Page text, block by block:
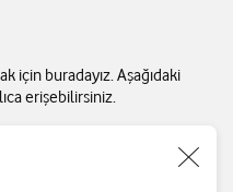
için buradayız. Aşağıdaki
erişebilirsiniz.